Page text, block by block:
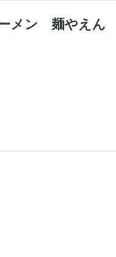
ーメン 麺やえん